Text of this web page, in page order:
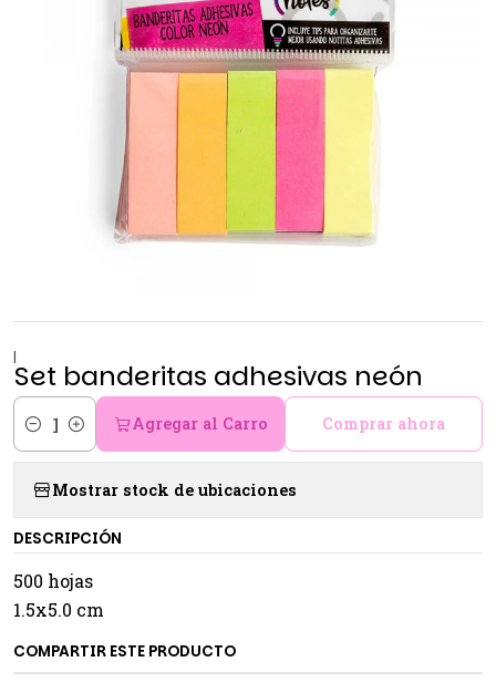
|
Set banderitas adhesivas neón
Cantidad
Agregar al Carro Comprar ahora
Mostrar stock de ubicaciones
DESCRIPCIÓN
500 hojas
1.5x5.0 cm
COMPARTIR ESTE PRODUCTO